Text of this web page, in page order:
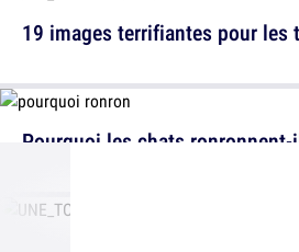
19 images terrifiantes pour les
Pourquoi les chats ronronnent-